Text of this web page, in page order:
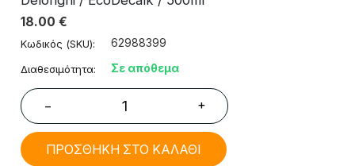
18.00 €
Κωδικός (SKU): 62988399
Διαθεσιμότητα: Σε απόθεμα
− +
ΠΡΟΣΘΗΚΗ ΣΤΟ ΚΑΛΑΘΙ